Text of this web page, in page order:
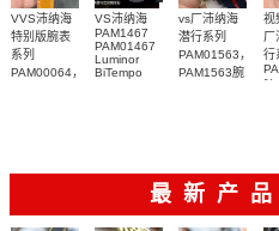
VVS沛纳海
特别版腕表
系列
PAM00064，
VS沛纳海
PAM1467
PAM01467
Luminor
BiTempo
vs厂沛纳海
潜行系列
PAM01563，
PAM1563腕
视
厂
行
最新产